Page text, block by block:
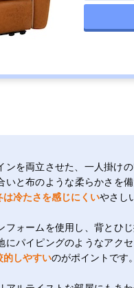
を両立させた、一人掛け
いと布のような柔らかさを
冷たさを感じにくいやさし
フォームを使用し、背とひ
パイピングのようなアク
的しやすいのがポイントです。